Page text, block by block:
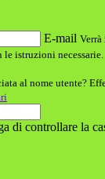
E-mail
istruzioni necessarie.
al nome utente?
di controllare la